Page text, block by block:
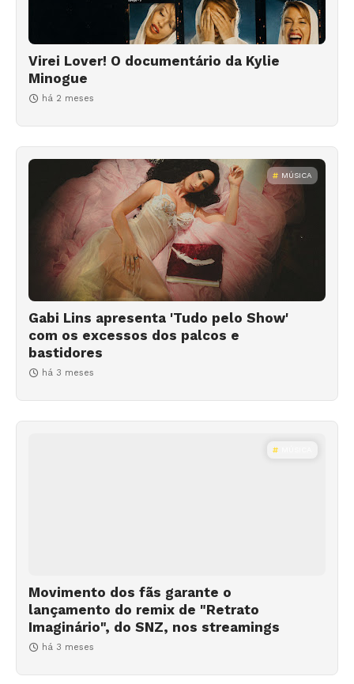
Virei Lover! O documentário da Kylie
Minogue
há 2 meses
MÚSICA
Gabi Lins apresenta 'Tudo pelo Show'
com os excessos dos palcos e
bastidores
há 3 meses
Movimento dos fãs garante o
lançamento do remix de "Retrato
Imaginário", do SNZ, nos streamings
há 3 meses